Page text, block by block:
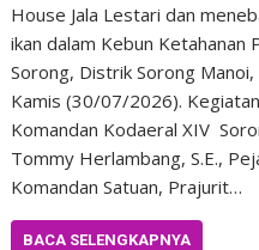
House Jala Lestari dan
ikan dalam Kebun Ketahanan
Sorong, Distrik Sorong
Kamis (30/07/2026).
Komandan Kodaeral XIV
Tommy Herlambang, S.E.,
Komandan Satuan, Prajurit…
BACA SELENGKAPNYA